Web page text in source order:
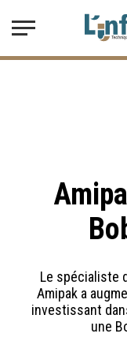
Le spécialiste
Amipak a
investissant
une